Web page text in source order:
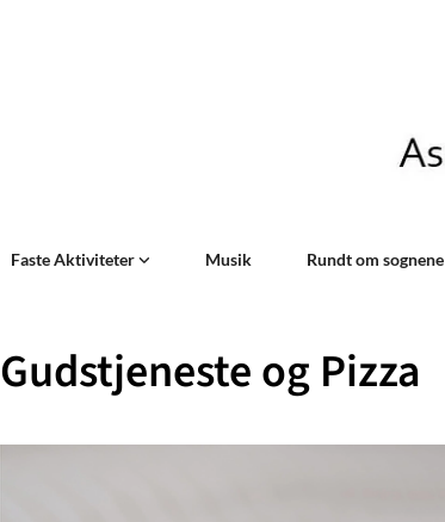
Faste Aktiviteter Musik Rundt om sognene
Gudstjeneste og Pizza